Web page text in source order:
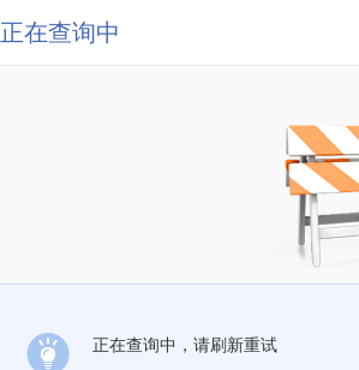
正在查询中
正在查询中，请刷新重试